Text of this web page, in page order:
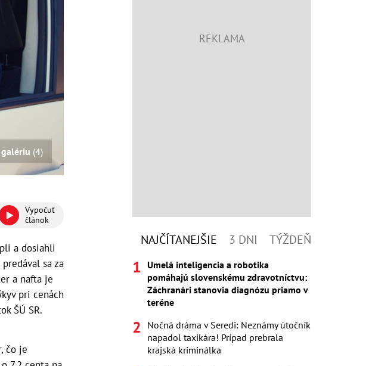
(4)
Vypočuť
článok
a dosiahli
sa za
a nafta je
pri cenách
ŠÚ SR.
čo je
NAJČÍTANEJŠIE 3 DNI TÝŽDEŇ
Umelá inteligencia a robotika
pomáhajú slovenskému zdravotníctvu:
Záchranári stanovia diagnózu priamo v
teréne
Nočná dráma v Seredi: Neznámy útočník
napadol taxikára! Prípad prebrala
krajská kriminálka